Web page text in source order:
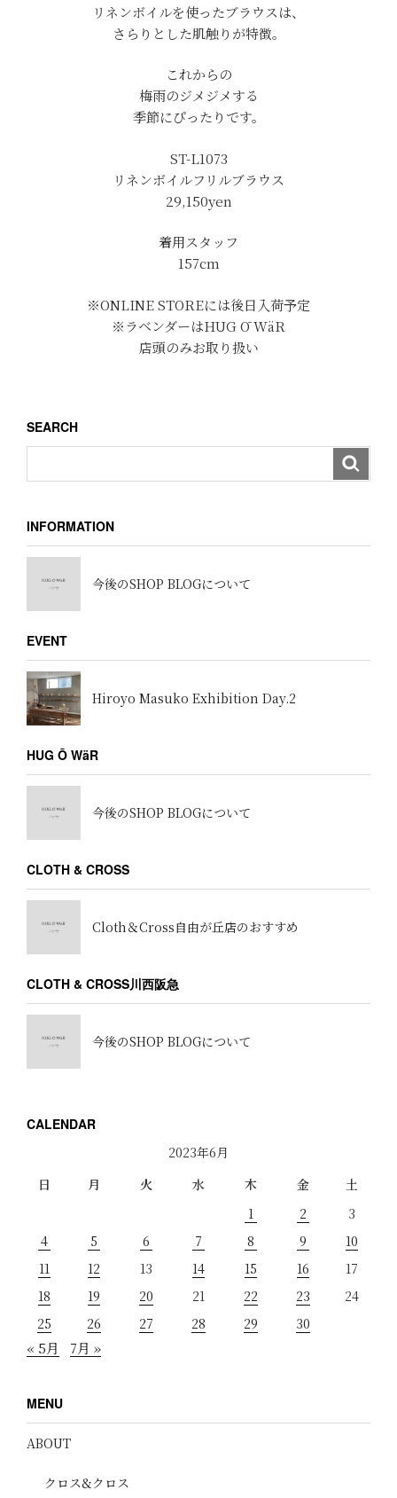
リネンボイルを使ったブラウスは、
さらりとした肌触りが特徴。
これからの
梅雨のジメジメする
季節にぴったりです。
ST-L1073
リネンボイルフリルブラウス
29,150yen
着用スタッフ
157cm
※ONLINE STOREには後日入荷予定
※ラベンダーはHUG Ō WäR
店頭のみお取り扱い
SEARCH
INFORMATION
今後のSHOP BLOGについて
EVENT
Hiroyo Masuko Exhibition Day.2
HUG Ō WäR
今後のSHOP BLOGについて
CLOTH & CROSS
Cloth＆Cross自由が丘店のおすすめ
CLOTH & CROSS川西阪急
今後のSHOP BLOGについて
CALENDAR
2023年6月
日
月 火 水 木 金
土
1
2
3
4
5 6 7 8 9
10
11
12 13 14 15 16
17
18
19 20 21 22 23
24
25
26 27 28 29 30
« 5月 7月 »
MENU
ABOUT
クロス&クロス